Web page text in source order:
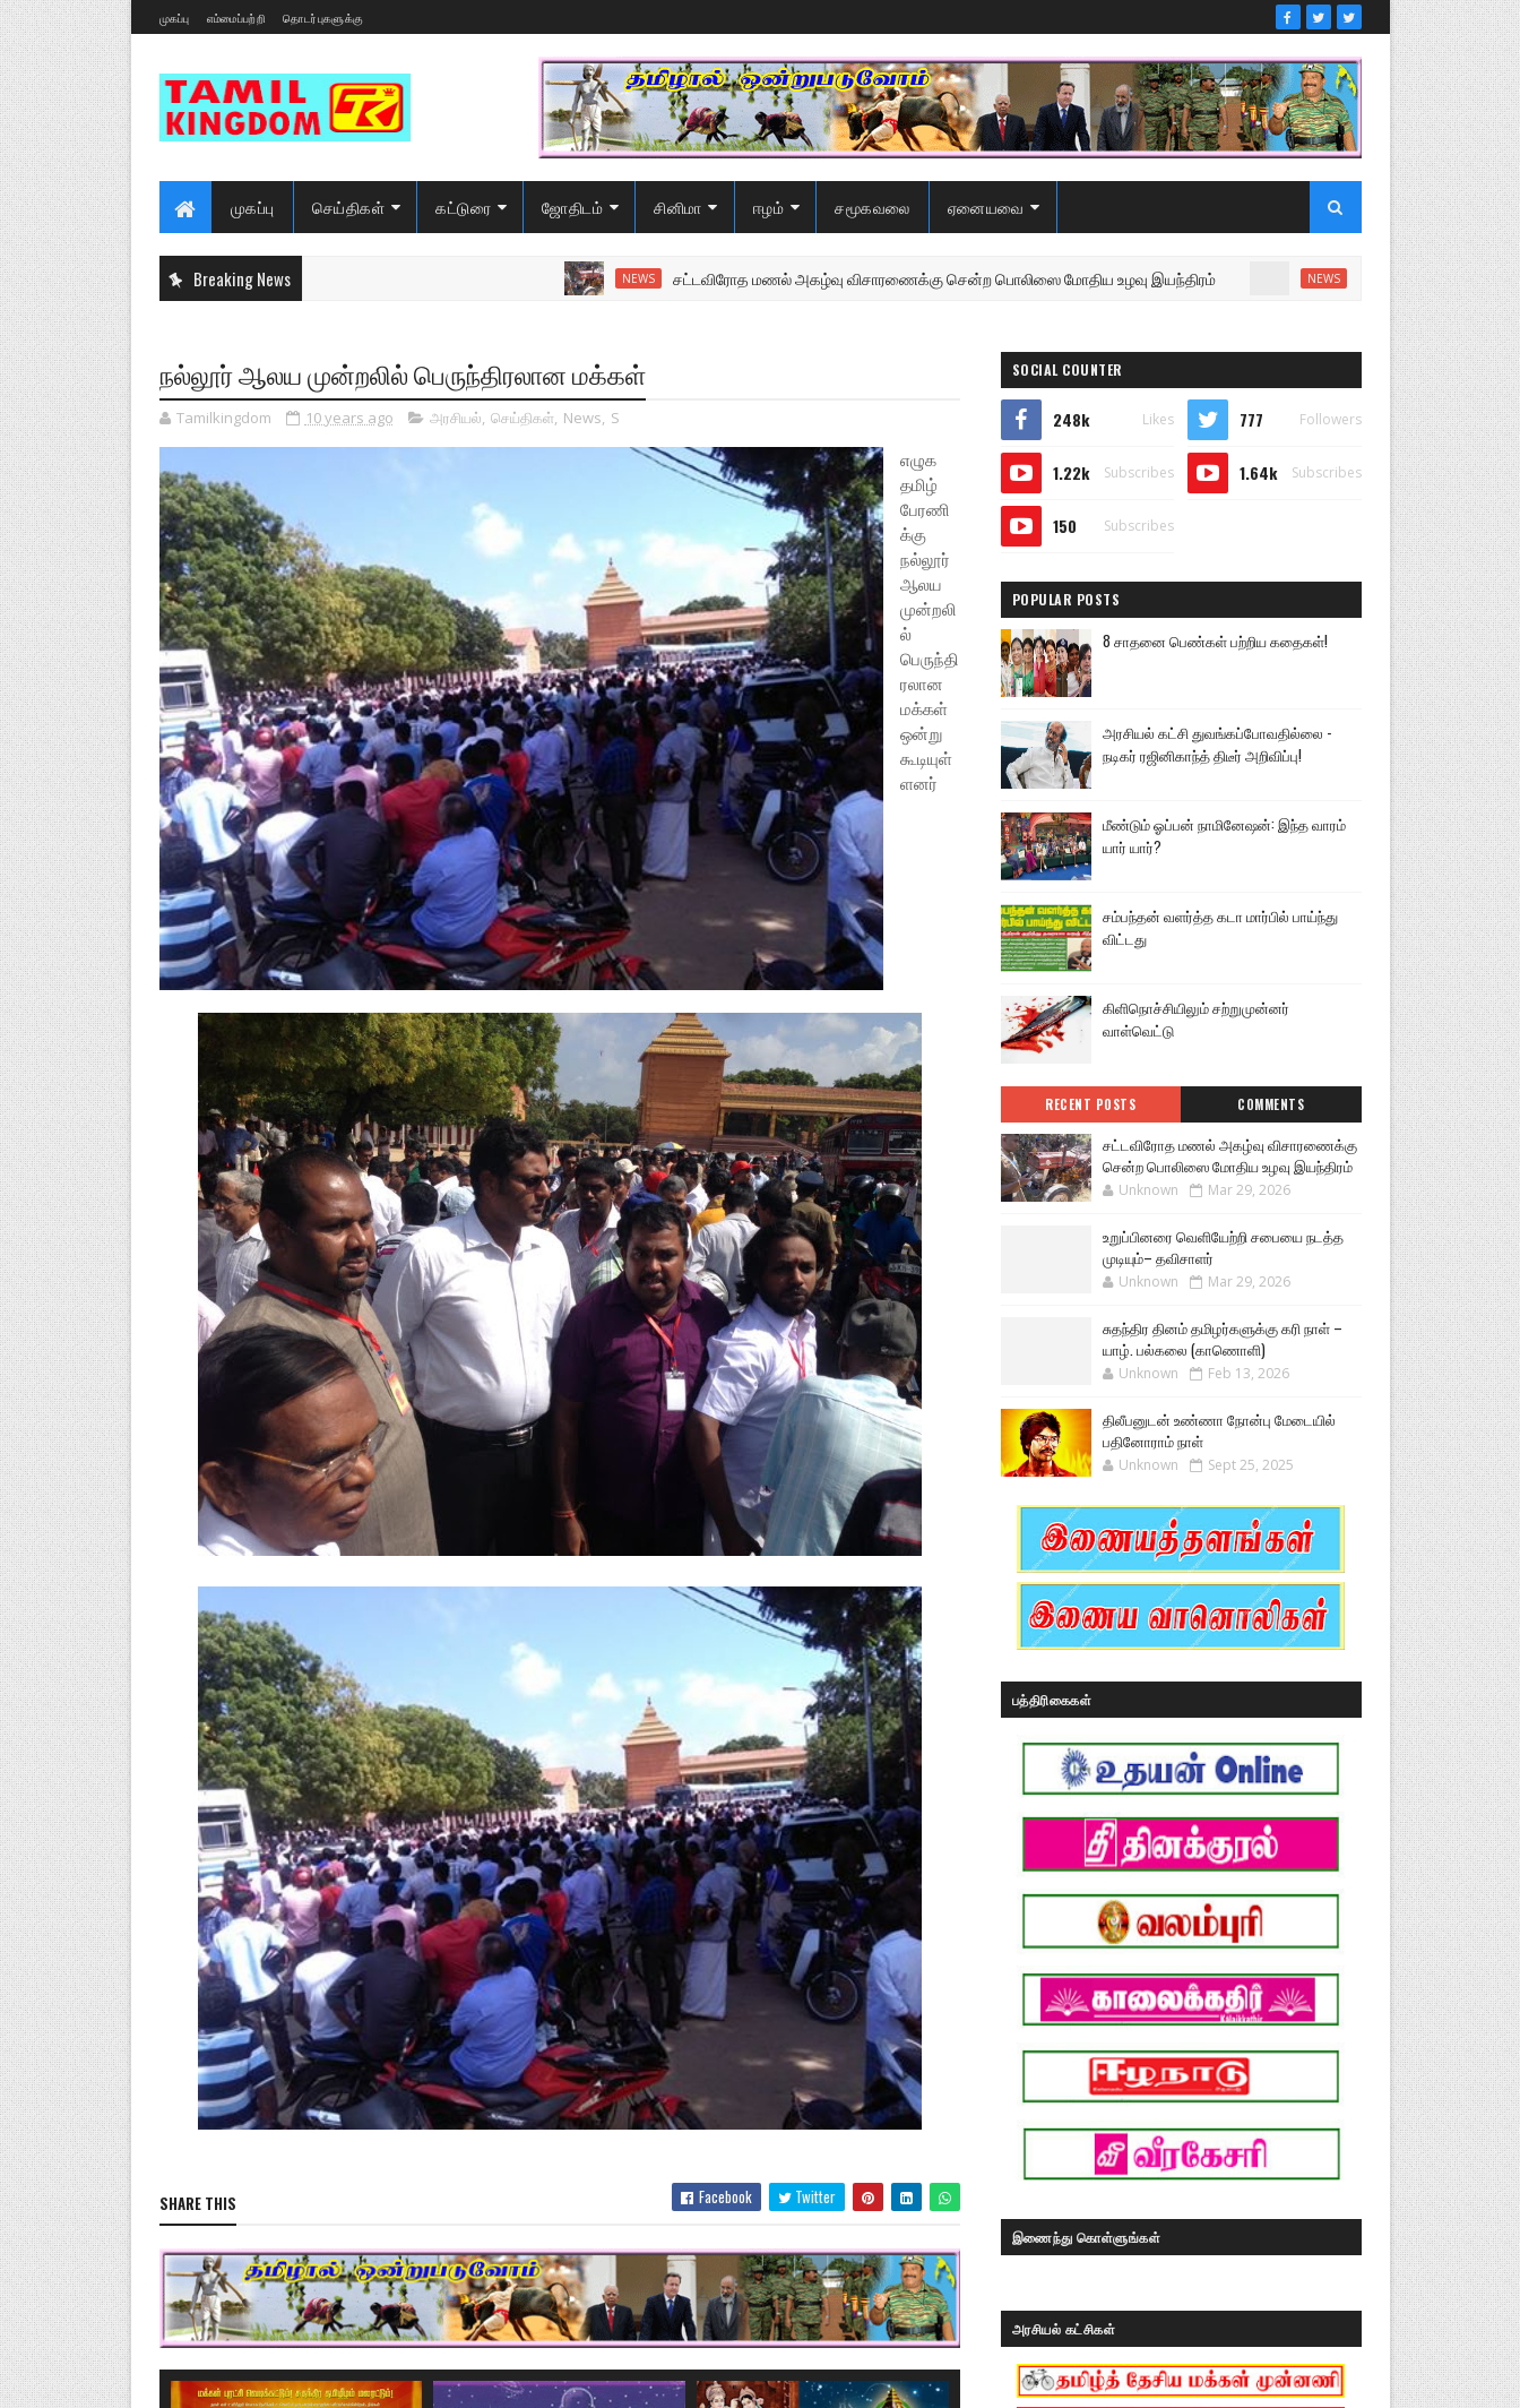
முகப்பு எம்மைப்பற்றி தொடர்புகளுக்கு
முகப்பு செய்திகள் கட்டுரை ஜோதிடம் சினிமா ஈழம் சமூகவலை ஏனையவை
Breaking News NEWS சட்டவிரோத மணல் அகழ்வு விசாரணைக்கு சென்ற பொலிஸை மோதிய உழவு இயந்திரம் உறுப்பினரை வெளியேற்றி சபையை
நல்லூர் ஆலய முன்றலில் பெருந்திரலான மக்கள்
Tamilkingdom 10 years ago அரசியல், செய்திகள், News, S
எழுக
தமிழ்
பேரணி
க்கு
நல்லூர்
ஆலய
முன்றலி
ல்
பெருந்தி
ரலான
மக்கள்
ஒன்று
கூடியுள்
ளனர்
SHARE THIS Facebook Twitter
SOCIAL COUNTER
248k Likes 777 Followers
1.22k Subscribes 1.64k Subscribes
150 Subscribes
POPULAR POSTS
8 சாதனை பெண்கள் பற்றிய கதைகள்!
அரசியல் கட்சி துவங்கப்போவதில்லை -
நடிகர் ரஜினிகாந்த் திடீர் அறிவிப்பு!
மீண்டும் ஓப்பன் நாமினேஷன்: இந்த வாரம்
யார் யார்?
சம்பந்தன் வளர்த்த கடா மார்பில் பாய்ந்து
விட்டது
கிளிநொச்சியிலும் சற்றுமுன்னர்
வாள்வெட்டு
RECENT POSTS COMMENTS
சட்டவிரோத மணல் அகழ்வு விசாரணைக்கு
சென்ற பொலிஸை மோதிய உழவு இயந்திரம்
Unknown Mar 29, 2026
உறுப்பினரை வெளியேற்றி சபையை நடத்த
முடியும்– தவிசாளர்
Unknown Mar 29, 2026
சுதந்திர தினம் தமிழர்களுக்கு கரி நாள் –
யாழ். பல்கலை (காணொளி)
Unknown Feb 13, 2026
திலீபனுடன் உண்ணா நோன்பு மேடையில்
பதினோராம் நாள்
Unknown Sept 25, 2025
பத்திரிகைகள்
இணைந்து கொள்ளுங்கள்
அரசியல் கட்சிகள்